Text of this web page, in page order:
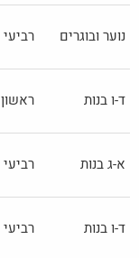
נוער ובוגרים רביעי
ד-ו בנות ראשון
א-ג בנות רביעי
ד-ו בנות רביעי